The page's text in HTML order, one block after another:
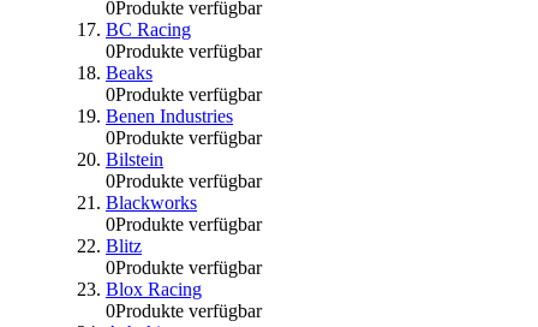
0Produkte verfügbar
BC Racing
0Produkte verfügbar
Beaks
0Produkte verfügbar
Benen Industries
0Produkte verfügbar
Bilstein
0Produkte verfügbar
Blackworks
0Produkte verfügbar
Blitz
0Produkte verfügbar
Blox Racing
0Produkte verfügbar